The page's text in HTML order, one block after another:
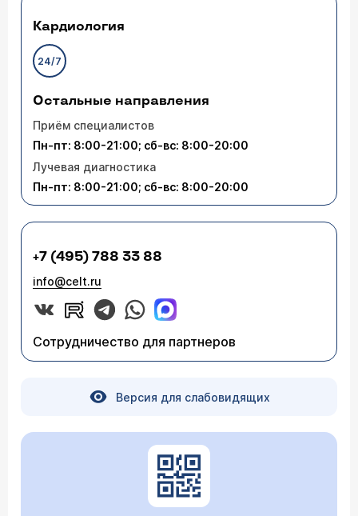
Кардиология
24/7
Остальные направления
Приём специалистов
Пн-пт: 8:00-21:00; сб-вс: 8:00-20:00
Лучевая диагностика
Пн-пт: 8:00-21:00; сб-вс: 8:00-20:00
+7 (495) 788 33 88
info@celt.ru
Сотрудничество для партнеров
Версия для слабовидящих